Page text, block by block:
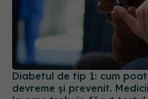
Diabetul de tip 1: cum
devreme și prevenit.